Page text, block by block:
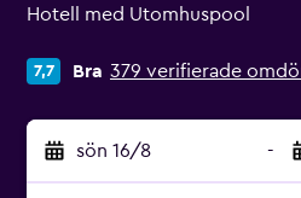
Hotell med Utomhuspool
7,7 Bra 379 verifierade
sön 16/8 -